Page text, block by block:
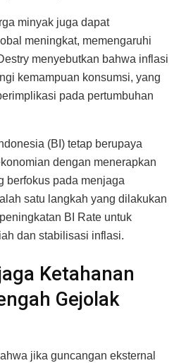
minyak juga dapat
meningkat, memengaruhi
menyebutkan bahwa inflasi
kemampuan konsumsi, yang
pada pertumbuhan
(BI) tetap berupaya
dengan menerapkan
berfokus pada menjaga
satu langkah yang dilakukan
BI Rate untuk
dan stabilisasi inflasi.
Ketahanan
Gejolak
jika guncangan eksternal